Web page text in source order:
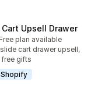
Upsell Drawer
totali
plan available
cart drawer upsell,
free gifts